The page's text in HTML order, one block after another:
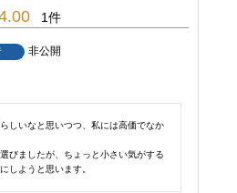
1
非公開
しいなと思いつつ、私には高価でなか
びましたが、ちょっと小さい気がする
しようと思います。